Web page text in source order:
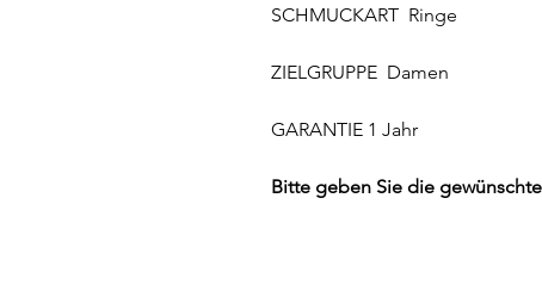
SCHMUCKART Ringe
ZIELGRUPPE Damen
GARANTIE 1 Jahr
Bitte geben Sie die